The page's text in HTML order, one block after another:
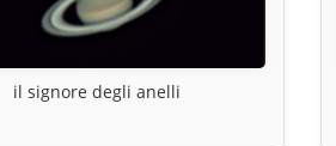
il signore degli anelli